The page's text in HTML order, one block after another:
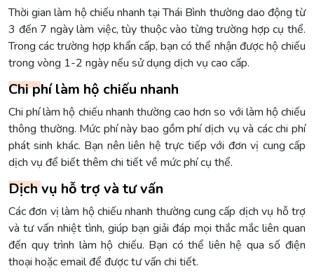
Thời gian làm hộ chiếu nhanh tại Thái Bình thường dao động từ
3 đến 7 ngày làm việc, tùy thuộc vào từng trường hợp cụ thể.
Trong các trường hợp khẩn cấp, bạn có thể nhận được hộ chiếu
trong vòng 1-2 ngày nếu sử dụng dịch vụ cao cấp.
Chi phí làm hộ chiếu nhanh
Chi phí làm hộ chiếu nhanh thường cao hơn so với làm hộ chiếu
thông thường. Mức phí này bao gồm phí dịch vụ và các chi phí
phát sinh khác. Bạn nên liên hệ trực tiếp với đơn vị cung cấp
dịch vụ để biết thêm chi tiết về mức phí cụ thể.
Dịch vụ hỗ trợ và tư vấn
Các đơn vị làm hộ chiếu nhanh thường cung cấp dịch vụ hỗ trợ
và tư vấn nhiệt tình, giúp bạn giải đáp mọi thắc mắc liên quan
đến quy trình làm hộ chiếu. Bạn có thể liên hệ qua số điện
thoại hoặc email để được tư vấn chi tiết.